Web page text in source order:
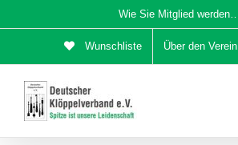
Inhalt
Wie Sie Mitglied werden…
Wunschliste Über den Verein